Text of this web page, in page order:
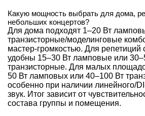
Какую мощность выбрать для дома,
небольших концертов?
Для дома подходят 1–20 Вт
транзисторные/моделинговые
мастер-громкостью. Для репетиций
удобны 15–30 Вт ламповые или
транзисторные. Для малых
50 Вт ламповых или 40–100 Вт
особенно при наличии линейного/
звук. Итог зависит от
состава группы и помещения.